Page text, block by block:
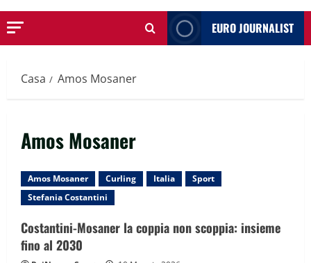
EURO JOURNALIST
Casa Amos Mosaner
Amos Mosaner
Amos Mosaner Curling Italia
Sport
Stefania Costantini
Costantini-Mosaner la coppia non scoppia: insieme
fino al 2030